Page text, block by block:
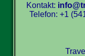
Kontakt:
Telefon: +1